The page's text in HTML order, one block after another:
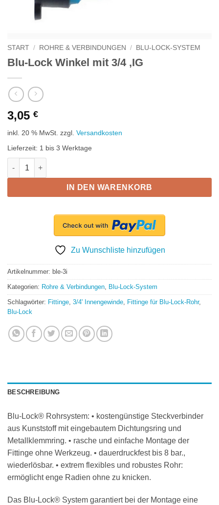
START / ROHRE & VERBINDUNGEN / BLU-LOCK-SYSTEM
Blu-Lock Winkel mit 3/4 ‚IG
3,05 €
inkl. 20 % MwSt. zzgl. Versandkosten
Lieferzeit: 1 bis 3 Werktage
Blu-Lock Winkel mit 3/4 'IG Menge
IN DEN WARENKORB
Zu Wunschliste hinzufügen
Artikelnummer: ble-3i
Kategorien: Rohre & Verbindungen, Blu-Lock-System
Schlagwörter: Fittinge, 3/4' Innengewinde, Fittinge für Blu-Lock-Rohr,
Blu-Lock
BESCHREIBUNG
Blu-Lock® Rohrsystem: • kostengünstige Steckverbinder
aus Kunststoff mit eingebautem Dichtungsring und
Metallklemmring. • rasche und einfache Montage der
Fittinge ohne Werkzeug. • dauerdruckfest bis 8 bar.,
wiederlösbar. • extrem flexibles und robustes Rohr:
ermöglicht enge Radien ohne zu knicken.
Das Blu-Lock® System garantiert bei der Montage eine